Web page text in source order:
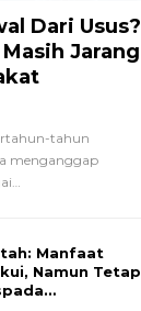
Dari Usus?
Jarang
tahun
menganggap
…
Manfaat
Namun Tetap